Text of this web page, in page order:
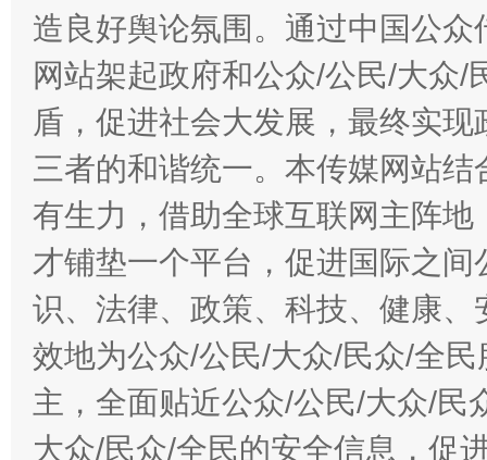
造良好舆论氛围。通过中国公
网站架起政府和公众/公民/大众
盾，促进社会大发展，最终实
三者的和谐统一。本传媒网站
有生力，借助全球互联网主阵
才铺垫一个平台，促进国际之
识、法律、政策、科技、健康
效地为公众/公民/大众/民众/全
主，全面贴近公众/公民/大众/民
大众/民众/全民的安全信息，促